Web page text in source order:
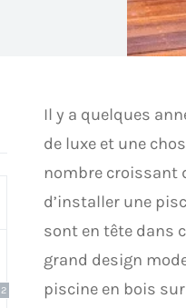
2
Il y a quelques
de luxe et une
nombre croissant
d’installer une
sont en tête dans
grand design
piscine en bois